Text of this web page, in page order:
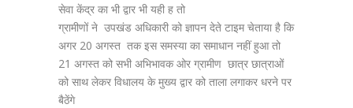
सेवा केंद्र का भी द्वार भी यही ह तो
ग्रामीणों ने उपखंड अधिकारी को ज्ञापन देते टाइम चेताया है कि
अगर 20 अगस्त तक इस समस्या का समाधान नहीं हुआ तो
21 अगस्त को सभी अभिभावक ओर ग्रामीण छात्र छात्राओं
को साथ लेकर विधालय के मुख्य द्वार को ताला लगाकर धरने पर
बैठेंगे